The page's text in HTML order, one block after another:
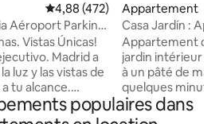
Évaluation moyenne sur la
4,88 (472)
Aéroport Parking,
Vistas Únicas!
Madrid a
tu alcance.
el equilibrio
Este
Appartement
Casa Jardín :
juste à côté de Sol
Appartement
jardin intérieur
à un pâté de
quelques minutes
des principales
Accueillir jusqu'à
populaires dans